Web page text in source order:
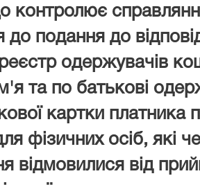
контролює
до подання до
одержувачів
та по батькові
картки платника
фізичних осіб, які
відмовилися від